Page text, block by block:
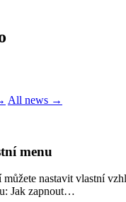
All news →
menu
nastavit vlastní
Jak zapnout…